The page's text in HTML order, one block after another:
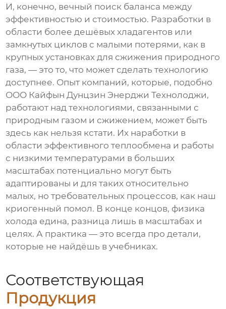
И, конечно, вечный поиск баланса между
эффективностью и стоимостью. Разработки в
области более дешёвых хладагентов или
замкнутых циклов с малыми потерями, как в
крупных установках для сжижения природного
газа, — это то, что может сделать технологию
доступнее. Опыт компаний, которые, подобно
ООО Кайфын Дунцзин Энерджи Технолоджи,
работают над технологиями, связанными с
природным газом и сжижением, может быть
здесь как нельзя кстати. Их наработки в
области эффективного теплообмена и работы
с низкими температурами в больших
масштабах потенциально могут быть
адаптированы и для таких относительно
малых, но требовательных процессов, как наш
криогенный помол. В конце концов, физика
холода едина, разница лишь в масштабах и
целях. А практика — это всегда про детали,
которые не найдёшь в учебниках.
Соответствующая
Продукция